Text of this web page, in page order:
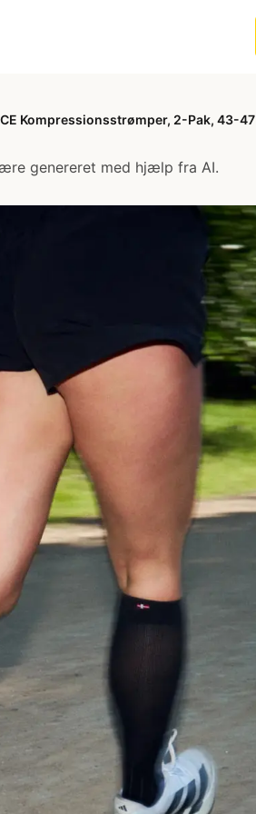
Kompressionsstrømper, 2-Pak, 43-47
genereret med hjælp fra AI.